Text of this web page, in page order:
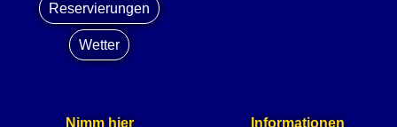
Reservierungen
Wetter
Nimm hier Informationen